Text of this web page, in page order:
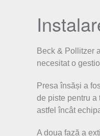
Beck & Pollitzer
necesitat o
Presa însăși a
de piste pentru a
astfel încât
A doua fază a